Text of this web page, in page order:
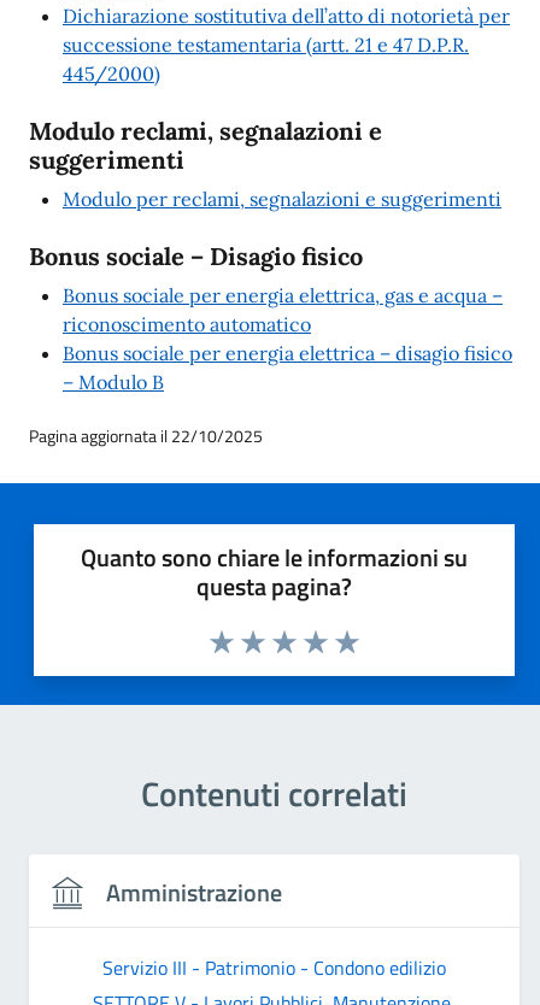
Dichiarazione sostitutiva dell’atto di notorietà per
successione testamentaria (artt. 21 e 47 D.P.R.
445/2000)
Modulo reclami, segnalazioni e
suggerimenti
Modulo per reclami, segnalazioni e suggerimenti
Bonus sociale – Disagio fisico
Bonus sociale per energia elettrica, gas e acqua –
riconoscimento automatico
Bonus sociale per energia elettrica – disagio fisico
– Modulo B
Pagina aggiornata il 22/10/2025
Quanto sono chiare le informazioni su
questa pagina?
Valuta 5 stelle su 5
Valuta 4 stelle su 5
Valuta 3 stelle su 5
Valuta 2 stelle su 5
Valuta 1 stelle su 5
Contenuti correlati
Amministrazione
Servizio III - Patrimonio - Condono edilizio